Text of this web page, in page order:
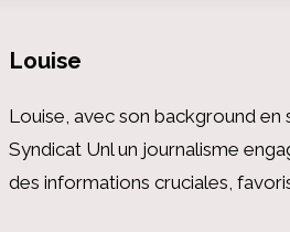
Louise
Louise, avec son background
Syndicat Unl un journalisme
des informations cruciales,